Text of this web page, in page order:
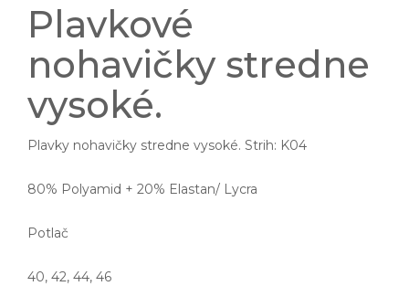
Plavkové
nohavičky stredne
vysoké.
Plavky nohavičky stredne vysoké. Strih: K04
80% Polyamid + 20% Elastan/ Lycra
Potlač
40, 42, 44, 46